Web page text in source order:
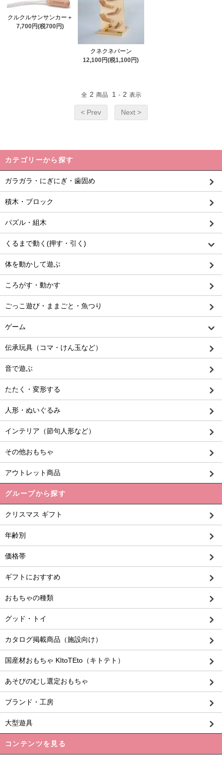
クルクルサンサンカー＋
7,700円(税700円)
クネクネバーン
12,100円(税1,100円)
全 2 商品 1 - 2 表示
< Prev Next >
カテゴリーから探す
ガラガラ・にぎにぎ・歯固め
積木・ブロック
パズル・組木
くるまで動く(押す・引く)
体を動かして遊ぶ
ころがす・動かす
ごっこ遊び・ままごと・魚つり
ゲーム
伝承玩具（コマ・けん玉など）
音で遊ぶ
たたく・変形する
人形・ぬいぐるみ
インテリア（節句人形など）
その他おもちゃ
アウトレット商品
グループから探す
クリスマス ギフト
年齢別
価格帯
ギフトにおすすめ
おもちゃの種類
グッド・トイ
カタログ掲載商品（施設向け）
国産材おもちゃ KItoTEto（キトテト）
あそびのむし選定おもちゃ
ブランド・工房
大型遊具
コンテンツを見る